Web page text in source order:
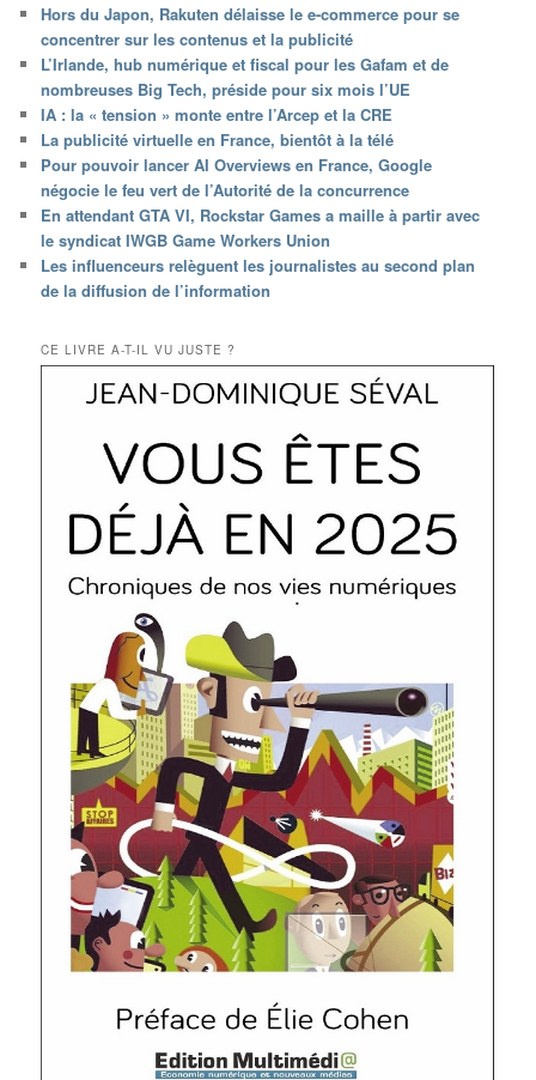
Hors du Japon, Rakuten délaisse le e-commerce pour se
concentrer sur les contenus et la publicité
L’Irlande, hub numérique et fiscal pour les Gafam et de
nombreuses Big Tech, préside pour six mois l’UE
IA : la « tension » monte entre l’Arcep et la CRE
La publicité virtuelle en France, bientôt à la télé
Pour pouvoir lancer AI Overviews en France, Google
négocie le feu vert de l’Autorité de la concurrence
En attendant GTA VI, Rockstar Games a maille à partir avec
le syndicat IWGB Game Workers Union
Les influenceurs relèguent les journalistes au second plan
de la diffusion de l’information
CE LIVRE A-T-IL VU JUSTE ?